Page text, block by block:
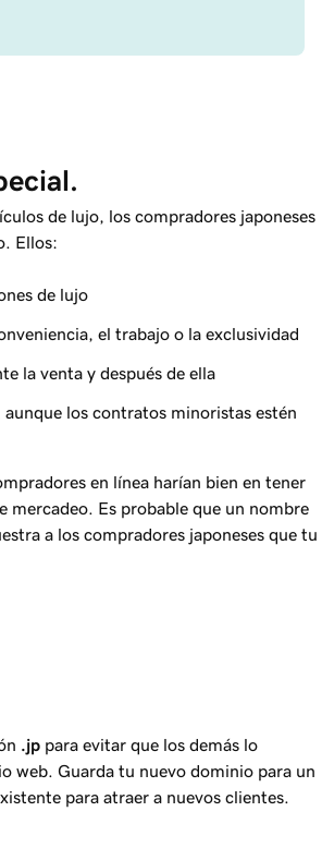
de lujo, los compradores japoneses
Ellos:
de lujo
el trabajo o la exclusividad
la venta y después de ella
los contratos minoristas estén
en línea harían bien en tener
mercadeo. Es probable que un nombre
a los compradores japoneses que tu
.jp para evitar que los demás lo
web. Guarda tu nuevo dominio para un
para atraer a nuevos clientes.